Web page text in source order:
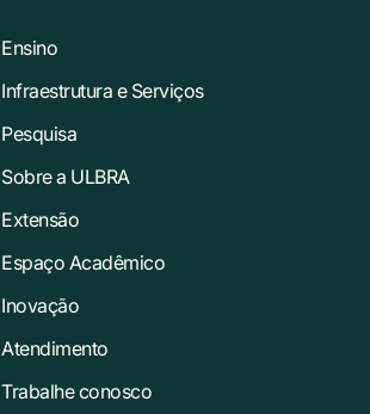
Ensino
Infraestrutura e Serviços
Pesquisa
Sobre a ULBRA
Extensão
Espaço Acadêmico
Inovação
Atendimento
Trabalhe conosco